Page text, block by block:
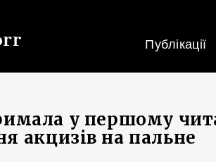
Публікації
у першому
акцизів на пальне